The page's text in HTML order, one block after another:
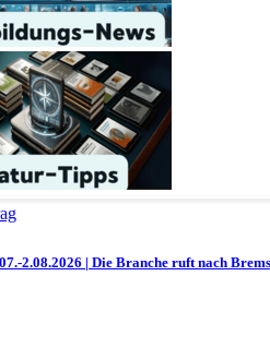
2.08.2026 | Die Branche ruft nach